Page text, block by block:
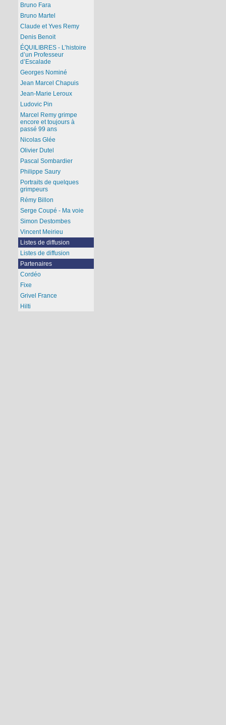
Bruno Fara
Bruno Martel
Claude et Yves Remy
Denis Benoit
ÉQUILIBRES - L’histoire
d’un Professeur
d’Escalade
Georges Nominé
Jean Marcel Chapuis
Jean-Marie Leroux
Ludovic Pin
Marcel Remy grimpe
encore et toujours à
passé 99 ans
Nicolas Glée
Olivier Dutel
Pascal Sombardier
Philippe Saury
Portraits de quelques
grimpeurs
Rémy Billon
Serge Coupé - Ma voie
Simon Destombes
Vincent Meirieu
Listes de diffusion
Listes de diffusion
Partenaires
Cordéo
Fixe
Grivel France
Hilti